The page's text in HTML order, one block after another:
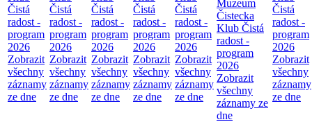
Čistá
radost -
program
2026
Zobrazit
všechny
záznamy
ze dne
Čistá
radost -
program
2026
Zobrazit
všechny
záznamy
ze dne
Čistá
radost -
program
2026
Zobrazit
všechny
záznamy
ze dne
Čistá
radost -
program
2026
Zobrazit
všechny
záznamy
ze dne
Čistá
radost -
program
2026
Zobrazit
všechny
záznamy
ze dne
Muzeum
Čistecka
Klub Čistá
radost -
program
2026
Zobrazit
všechny
záznamy ze
dne
Čistá
radost -
program
2026
Zobrazit
všechny
záznamy
ze dne